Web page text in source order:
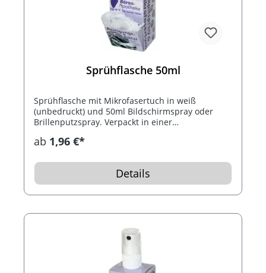
Sprühflasche 50ml
Sprühflasche mit Mikrofasertuch in weiß
(unbedruckt) und 50ml Bildschirmspray oder
Brillenputzspray. Verpackt in einer
ab 1,96 €*
Details